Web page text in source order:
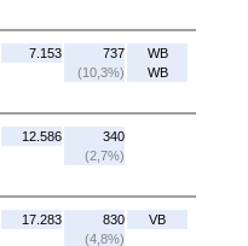
7.153
737
(10,3%)
WB
WB
12.586
340
(2,7%)
17.283
830
(4,8%)
VB